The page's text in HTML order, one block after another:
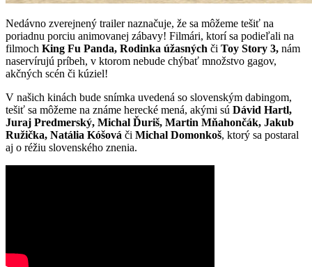
Nedávno zverejnený trailer naznačuje, že sa môžeme tešiť na
poriadnu porciu animovanej zábavy! Filmári, ktorí sa podieľali na
filmoch King Fu Panda, Rodinka úžasných či Toy Story 3, nám
naservírujú príbeh, v ktorom nebude chýbať množstvo gagov,
akčných scén či kúziel!
V našich kinách bude snímka uvedená so slovenským dabingom,
tešiť sa môžeme na známe herecké mená, akými sú Dávid Hartl,
Juraj Predmerský, Michal Ďuriš, Martin Mňahončák, Jakub
Ružička, Natália Kóšová či Michal Domonkoš, ktorý sa postaral
aj o réžiu slovenského znenia.